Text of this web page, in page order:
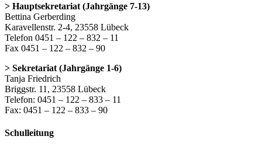
> Hauptsekretariat (Jahrgänge 7-13)
Bettina Gerberding
Karavellenstr. 2-4, 23558 Lübeck
Telefon 0451 – 122 – 832 – 11
Fax 0451 – 122 – 832 – 90
> Sekretariat (Jahrgänge 1-6)
Tanja Friedrich
Briggstr. 11, 23558 Lübeck
Telefon: 0451 – 122 – 833 – 11
Fax: 0451 – 122 – 833 – 90
Schulleitung